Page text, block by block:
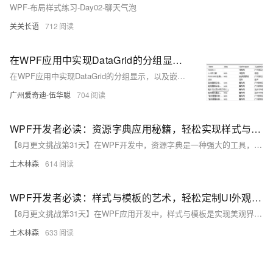
WPF-布局样式练习-Day02-聊天气泡
关关长语 712
在WPF应用中实现DataGrid的分组显示，以及嵌套明细展示效果
在WPF应用中实现DataGrid的分组显示，以及嵌套明细展示效果
广州爱奇迪-伍华聪 704
WPF开发者必读：资源字典应用秘籍，轻松实现样式与模板共享，让你的WPF应用更上一层楼！
【8月更文挑战第31天】在WPF开发中，资源字典是一种强大的工具，用于共享样式、模板、图像等资源，提高了应用的可维护性和可扩展性。本文介绍了资源字典的基础知识、创建方法及最佳实践，并通过示例展示了如何在项目中有效利用资源字典，实现资源的重用和动态绑定。
土木林森 614
WPF开发者必读：样式与模板的艺术，轻松定制UI外观，让你的应用程序更上一层楼！
【8月更文挑战第31天】在WPF应用开发中，样式与模板是实现美观界面与一致性的关键工具。样式定义了控件如字体、颜色等属性，而模板则允许自定义控件布局与子控件，两者均可存储于`.xaml`文件中。本文介绍了样式与模板的基础知识，通过示例展示了如何创建并应用它们来改变按钮的外观，从而提升用户体验。
土木林森 633